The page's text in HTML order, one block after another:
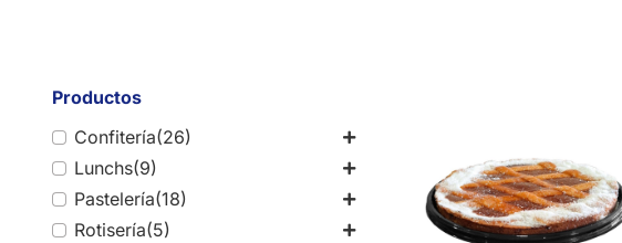
Productos
Confitería(26)
Lunchs(9)
Pastelería(18)
Rotisería(5)